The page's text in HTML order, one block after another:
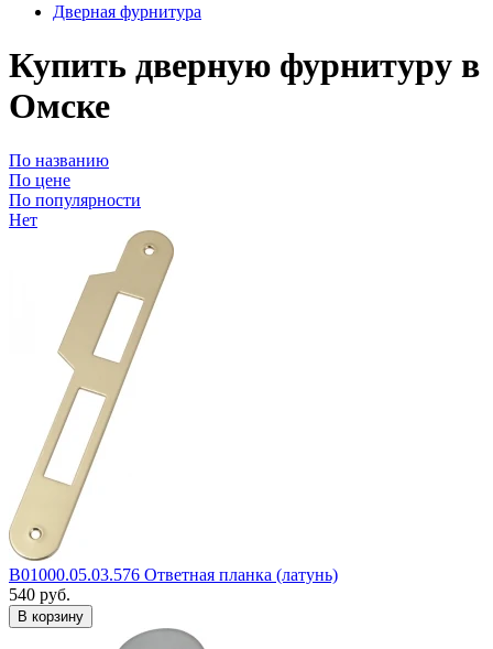
Дверная фурнитура
Купить дверную фурнитуру в
Омске
По названию
По цене
По популярности
Нет
B01000.05.03.576 Ответная планка (латунь)
540 руб.